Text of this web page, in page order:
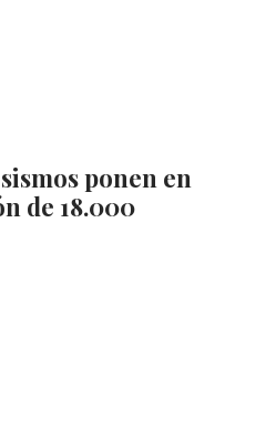
ponen en
de 18.000